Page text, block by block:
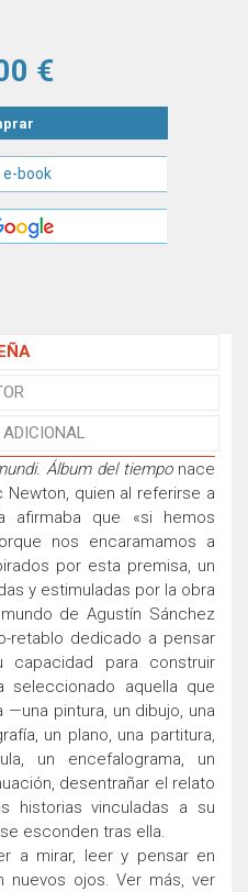
€
e-book
Álbum del tiemponace
quien al referirse a
afirmaba que «si hemos
nos encaramamos a
por esta premisa, un
y estimuladas por la obra
de Agustín Sánchez
retablo dedicado a pensar
para construir
seleccionado aquella que
pintura, un dibujo, una
un plano, una partitura,
un encefalograma, un
desentrañar el relato
historias vinculadas a su
esconden tras ella.
a mirar, leer y pensar en
ojos. Ver más, ver